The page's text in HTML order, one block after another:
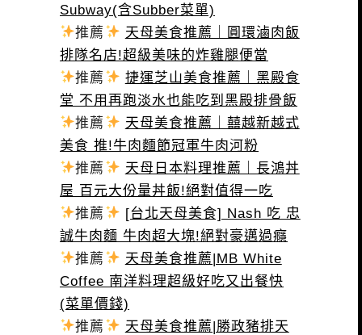
Subway(含Subber菜單)
推薦
天母美食推薦｜圓環滷肉飯
排隊名店!超級美味的炸雞腿便當
推薦
捷運芝山美食推薦｜黑殿食
堂 不用再跑淡水也能吃到黑殿排骨飯
推薦
天母美食推薦｜囍越新越式
美食 推!牛肉麵節冠軍牛肉河粉
推薦
天母日本料理推薦｜長鴻丼
屋 百元大份量丼飯!絕對值得一吃
推薦
[台北天母美食] Nash 吃 忠
誠牛肉麵 牛肉超大塊!絕對豪邁過癮
推薦
天母美食推薦|MB White
Coffee 南洋料理超級好吃又出餐快
(菜單價錢)
推薦
天母美食推薦|勝政豬排天